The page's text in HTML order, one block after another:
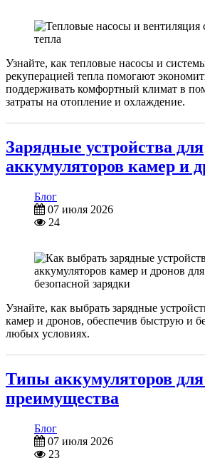
Узнайте, как тепловые насосы и
рекуперацией тепла помогают
поддерживать комфортный климат в
затраты на отопление и охлаждение.
Зарядные устройства для
аккумуляторов камер и
Блог
07 июля 2026
24
Узнайте, как выбрать зарядные
камер и дронов, обеспечив быструю и
любых условиях.
Типы аккумуляторов
преимущества
Блог
07 июля 2026
23